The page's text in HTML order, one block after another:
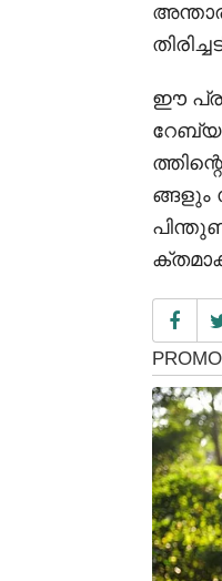
ഈ
റേബ്യ
ങ്ങളും